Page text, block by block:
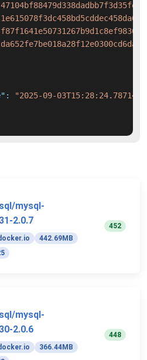
:
"2025-09-
mysql-
2.0.7
442.69MB
452
mysql-
2.0.6
366.44MB
448